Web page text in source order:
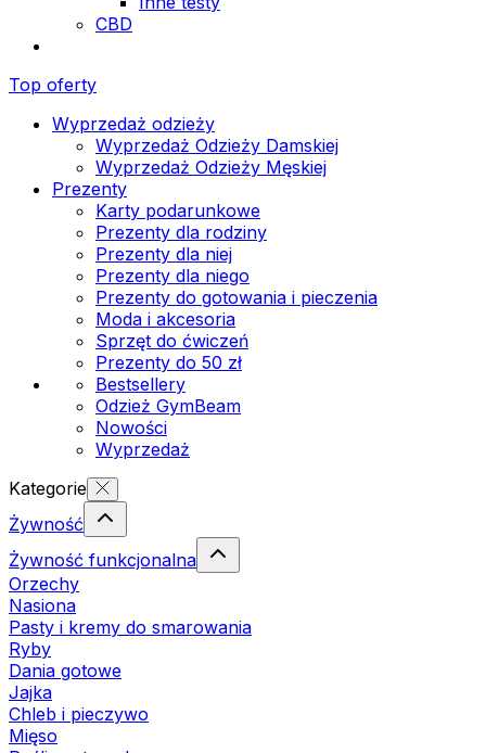
CBD
Top oferty
Wyprzedaż odzieży
Wyprzedaż Odzieży Damskiej
Wyprzedaż Odzieży Męskiej
Prezenty
Karty podarunkowe
Prezenty dla rodziny
Prezenty dla niej
Prezenty dla niego
Prezenty do gotowania i pieczenia
Moda i akcesoria
Sprzęt do ćwiczeń
Prezenty do 50 zł
Bestsellery
Odzież GymBeam
Nowości
Wyprzedaż
Kategorie
Żywność
Żywność funkcjonalna
Orzechy
Nasiona
Pasty i kremy do smarowania
Ryby
Dania gotowe
Jajka
Chleb i pieczywo
Mięso